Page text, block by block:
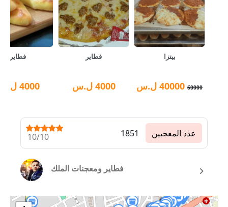
بيتزا
60000
40000 ل.س
فطاير
4000 ل.س
فطاير
4000
10/10 1851 عدد المعجبين
فطاير ومعجنات الملك